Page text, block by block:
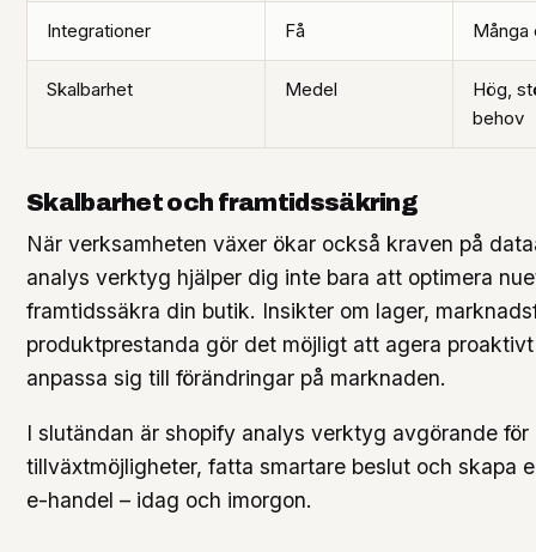
Integrationer Få Många
Skalbarhet Medel
Hög,
behov
Skalbarhet och framtidssäkring
När verksamheten växer ökar också kraven på
analys verktyg hjälper dig inte bara att optimera
framtidssäkra din butik. Insikter om lager,
produktprestanda gör det möjligt att agera
anpassa sig till förändringar på marknaden.
I slutändan är shopify analys verktyg avgörande
tillväxtmöjligheter, fatta smartare beslut och skapa
e-handel – idag och imorgon.